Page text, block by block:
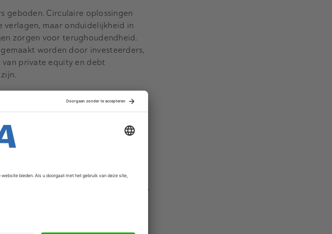
geboden. Circulaire oplossingen
verlagen, maar onduidelijkheid in
zorgen voor terughoudendheid.
worden door investeerders,
private equity en debt
dat het type investeringen in de
circulair zijn. Dit type bedrijven
gebrek aan track-record kan het
lineair business model bewegen naar
het zetten op het future-proof
investering in de circulaire